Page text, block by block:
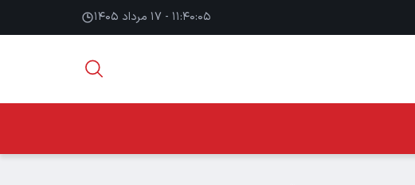
۱۱:۴۰:۰۶ - ۱۷ مرداد ۱۴۰۵